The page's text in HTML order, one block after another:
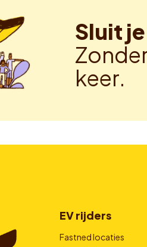
Sluit
keer.
EV rijders
Fastned locaties